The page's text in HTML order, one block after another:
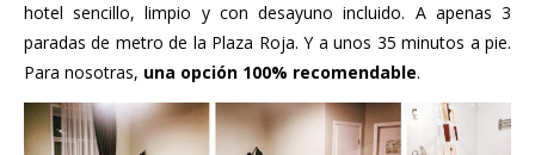
hotel sencillo, limpio y con desayuno incluido. A apenas 3
paradas de metro de la Plaza Roja. Y a unos 35 minutos a pie.
Para nosotras, una opción 100% recomendable.